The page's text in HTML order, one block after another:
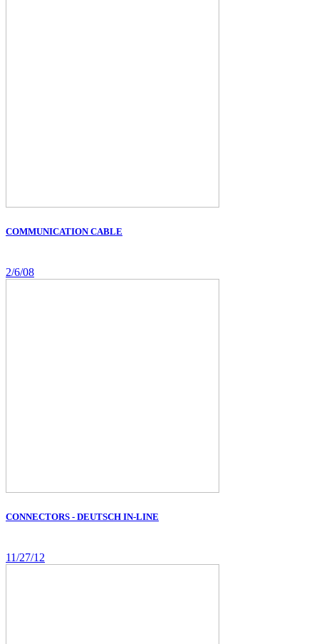
COMMUNICATION CABLE
2/6/08
CONNECTORS - DEUTSCH IN-LINE
11/27/12